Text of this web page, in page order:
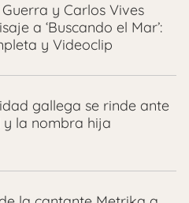
y Carlos Vives
a ‘Buscando el Mar’:
y Videoclip
gallega se rinde ante
y la nombra hija